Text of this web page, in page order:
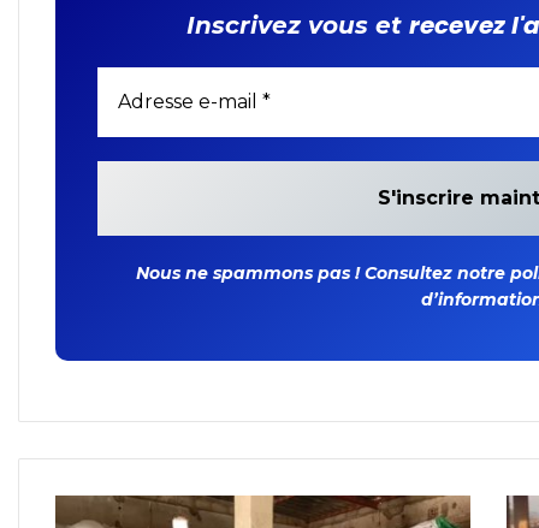
Inscrivez vous et recevez
Nous ne spammons pas ! Consultez notre